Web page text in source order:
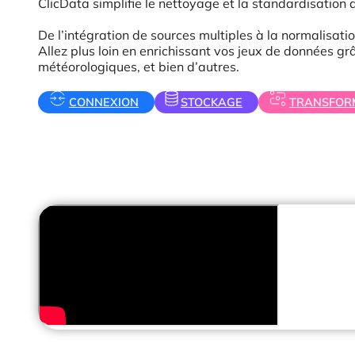
ClicData simplifie le nettoyage et la standardisation
De l’intégration de sources multiples à la
Allez plus loin en enrichissant vos jeux de données
météorologiques, et bien d’autres.
CONNEXION STOCKAGE